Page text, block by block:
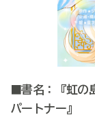
■書名：『虹
パートナー』